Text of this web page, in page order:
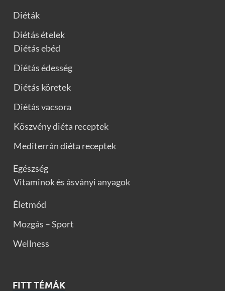
Diéták
Diétás ételek
Diétás ebéd
Diétás édesség
Diétás köretek
Diétás vacsora
Köszvény diéta receptek
Mediterrán diéta receptek
Egészség
Vitaminok és ásványi anyagok
Életmód
Mozgás – Sport
Wellness
FITT TÉMÁK